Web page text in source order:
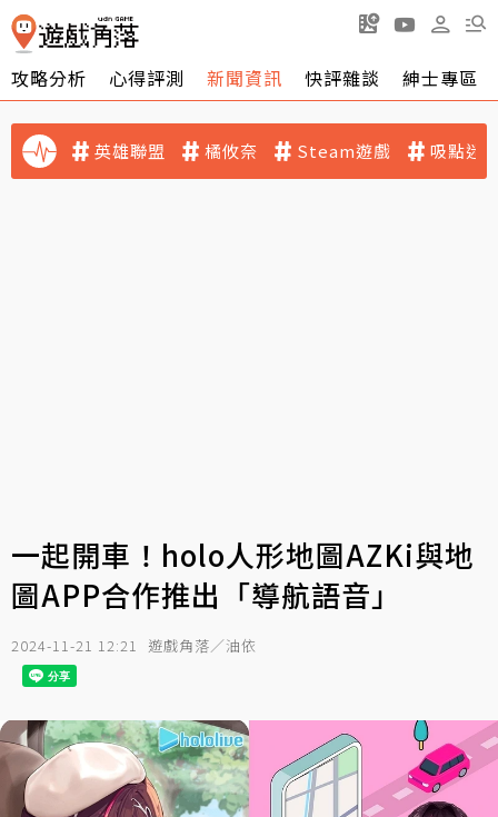
攻略分析 心得評測 新聞資訊 快評雜談 紳士專區
英雄聯盟 橘攸奈 Steam遊戲 吸點迷
一起開車！holo人形地圖AZKi與地
圖APP合作推出「導航語音」
2024-11-21 12:21 遊戲角落／油依